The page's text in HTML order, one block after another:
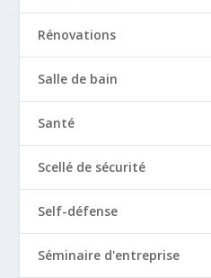
Rénovations
Salle de bain
Santé
Scellé de sécurité
Self-défense
Séminaire d'entreprise